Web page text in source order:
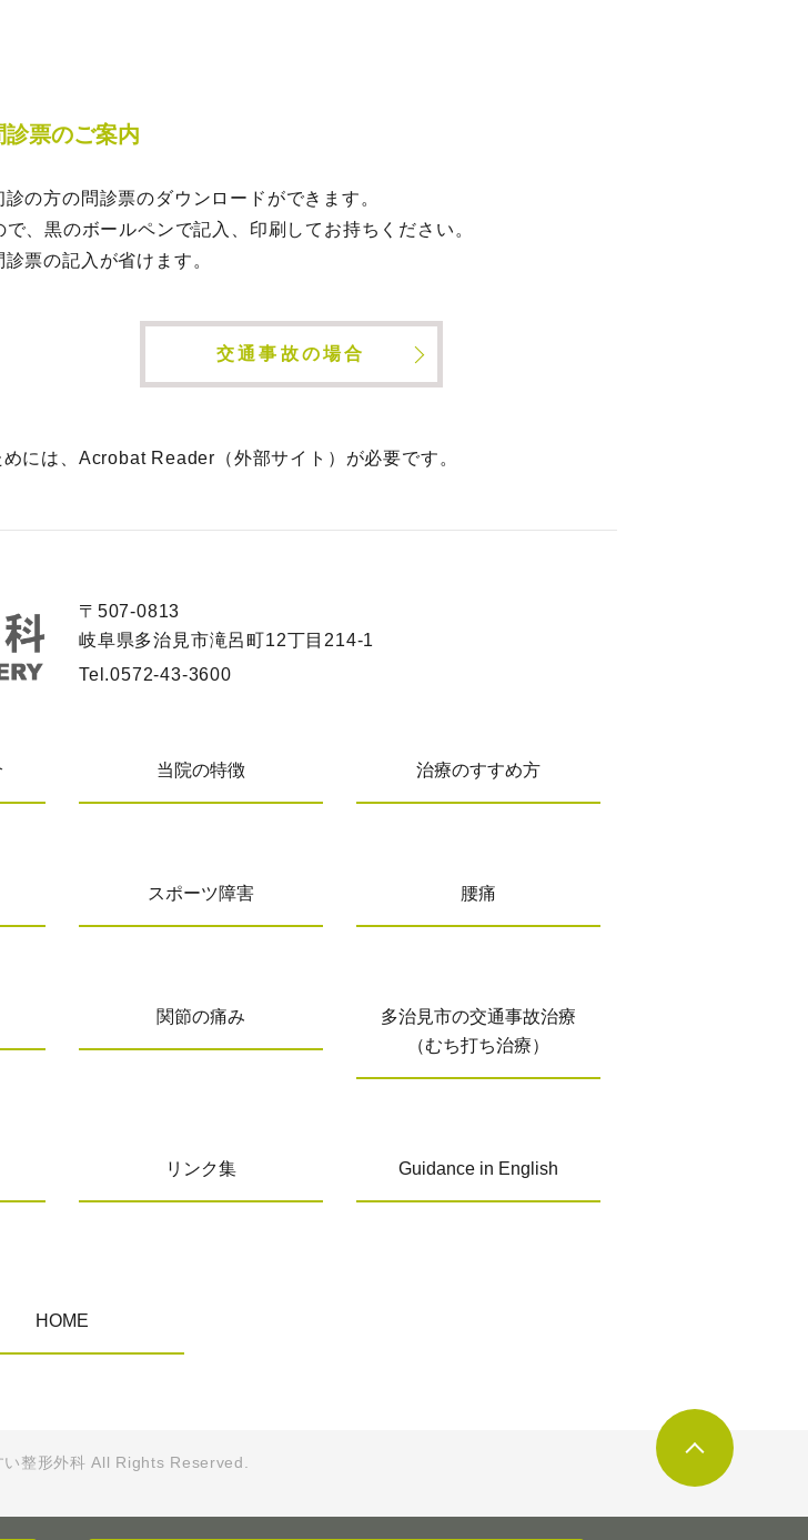
診票のご案内
の方の問診票のダウンロードができます。
、黒のボールペンで記入、印刷してお持ちください。
票の記入が省けます。
交通事故の場合
には、 Acrobat Reader （外部サイト）が必要です。
〒507-0813
岐阜県多治見市滝呂町12丁目214-1
Tel.0572-43-3600
当院の特徴 治療のすすめ方
スポーツ障害 腰痛
関節の痛み
多治見市の交通事故治療
（むち打ち治療）
リンク集 Guidance in English
HOME
整形外科 All Rights Reserved.